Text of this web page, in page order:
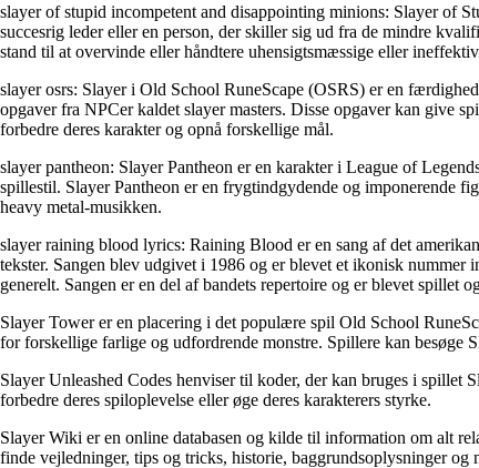
slayer of stupid incompetent and disappointing minions: Slayer of
succesrig leder eller en person, der skiller sig ud fra de mindre
stand til at overvinde eller håndtere uhensigtsmæssige eller
slayer osrs: Slayer i Old School RuneScape (OSRS) er en
opgaver fra NPCer kaldet slayer masters. Disse opgaver kan give
forbedre deres karakter og opnå forskellige mål.
slayer pantheon: Slayer Pantheon er en karakter i League of
spillestil. Slayer Pantheon er en frygtindgydende og imponerende
heavy metal-musikken.
slayer raining blood lyrics: Raining Blood er en sang af det
tekster. Sangen blev udgivet i 1986 og er blevet et ikonisk
generelt. Sangen er en del af bandets repertoire og er blevet spillet
Slayer Tower er en placering i det populære spil Old School
for forskellige farlige og udfordrende monstre. Spillere kan besøge
Slayer Unleashed Codes henviser til koder, der kan bruges i spillet
forbedre deres spiloplevelse eller øge deres karakterers styrke.
Slayer Wiki er en online databasen og kilde til information om alt
finde vejledninger, tips og tricks, historie, baggrundsoplysninger og